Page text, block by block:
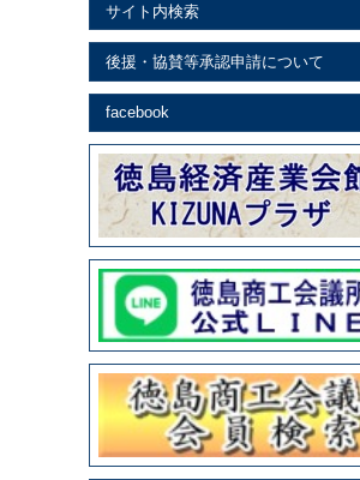
サイト内検索
後援・協賛等承認申請について
facebook